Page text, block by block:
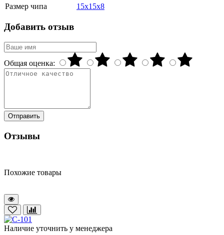
Размер чипа
15x15x8
Добавить отзыв
Общая оценка:
Отправить
Отзывы
Похожие товары
Наличие уточнить у менеджера